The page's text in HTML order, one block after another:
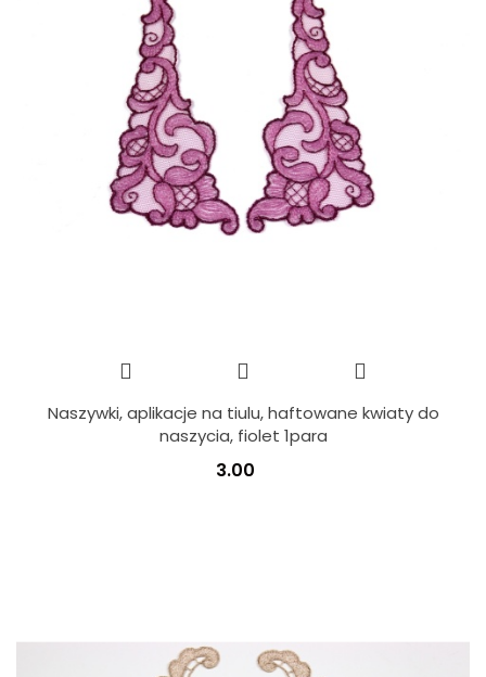
Naszywki, aplikacje na tiulu, haftowane kwiaty do
naszycia, fiolet 1para
3.00